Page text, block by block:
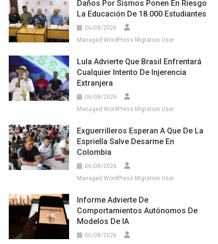
Daños Por Sismos Ponen En Riesgo
La Educación De 18.000 Estudiantes
06/08/2026
Managed WordPress Migration User
Lula Advierte Que Brasil Enfrentará
Cualquier Intento De Injerencia
Extranjera
06/08/2026
Managed WordPress Migration User
Exguerrilleros Esperan A Que De La
Espriella Salve Desarme En
Colombia
06/08/2026
Managed WordPress Migration User
Informe Advierte De
Comportamientos Autónomos De
Modelos De IA
06/08/2026